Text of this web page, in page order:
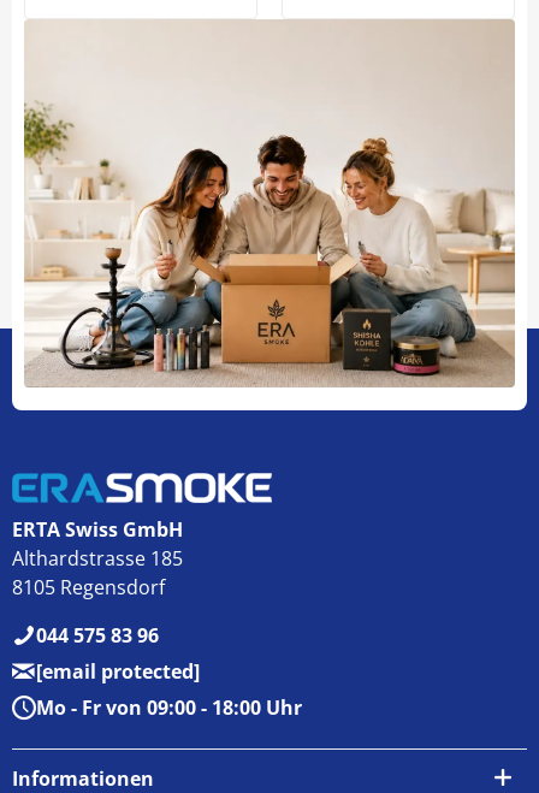
ERTA Swiss GmbH
Althardstrasse 185
8105 Regensdorf
044 575 83 96
[email protected]
Mo - Fr von 09:00 - 18:00 Uhr
Informationen